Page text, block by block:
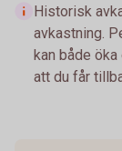
Historisk
avkastning.
kan både
att du får